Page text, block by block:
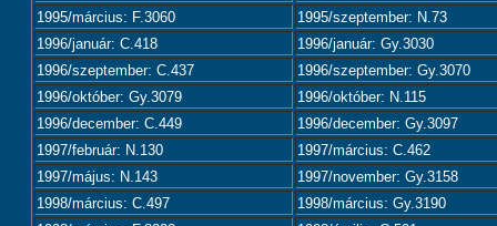
1995/március: F.3060
1995/szeptember: N.73
1996/január: C.418
1996/január: Gy.3030
1996/szeptember: C.437
1996/szeptember: Gy.3070
1996/október: Gy.3079
1996/október: N.115
1996/december: C.449
1996/december: Gy.3097
1997/február: N.130
1997/március: C.462
1997/május: N.143
1997/november: Gy.3158
1998/március: C.497
1998/március: Gy.3190